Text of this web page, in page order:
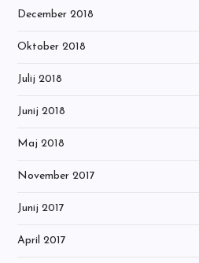
December 2018
Oktober 2018
Julij 2018
Junij 2018
Maj 2018
November 2017
Junij 2017
April 2017